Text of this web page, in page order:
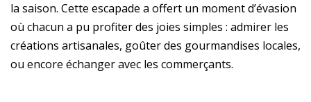
la saison. Cette escapade a offert un moment d’évasion
où chacun a pu profiter des joies simples : admirer les
créations artisanales, goûter des gourmandises locales,
ou encore échanger avec les commerçants.